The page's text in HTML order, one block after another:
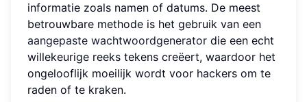
informatie zoals namen of datums. De meest
betrouwbare methode is het gebruik van een
aangepaste wachtwoordgenerator die een echt
willekeurige reeks tekens creëert, waardoor het
ongelooflijk moeilijk wordt voor hackers om te
raden of te kraken.